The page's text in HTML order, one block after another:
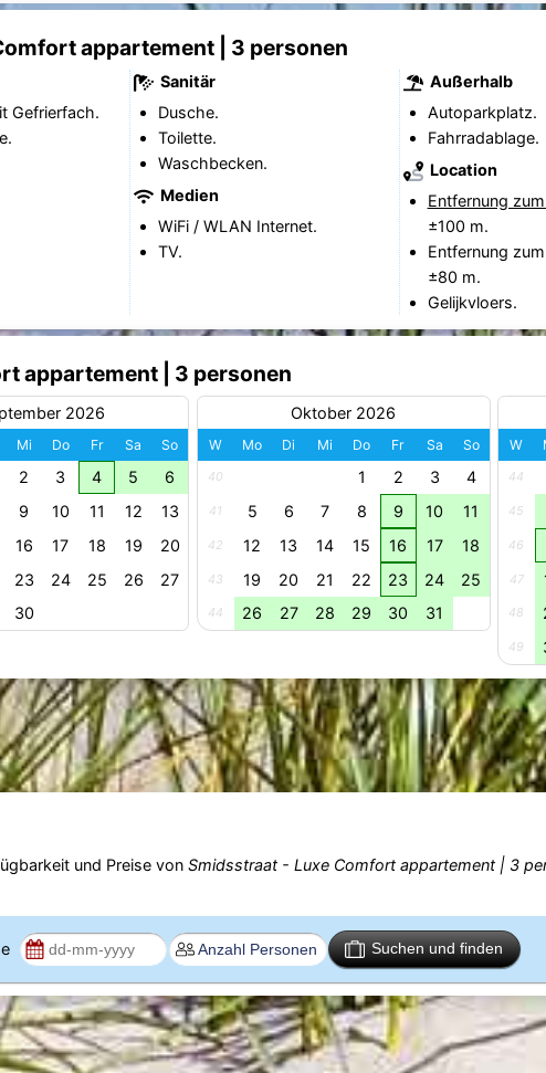
appartement | 3 personen
Gefrierfach.
Sanitär
Dusche.
Toilette.
Waschbecken.
Medien
WiFi / WLAN Internet.
TV.
Außerhalb
Autoparkplatz.
Fahrradablage.
Location
Entfernung
±100 m.
Entfernung
±80 m.
Gelijkvloers.
appartement | 3 personen
2026
Mi Do Fr Sa So
2 3 4 5 6
9 10 11 12 13
16 17 18 19 20
23 24 25 26 27
30
Oktober 2026
W Mo Di Mi Do Fr Sa So
40 1 2 3 4
41 5 6 7 8 9 10 11
42 12 13 14 15 16 17 18
43 19 20 21 22 23 24 25
44 26 27 28 29 30 31
W
44
45
46
47
48
49
und Preise von Smidsstraat - Luxe Comfort appartement | 3
Suchen und finden